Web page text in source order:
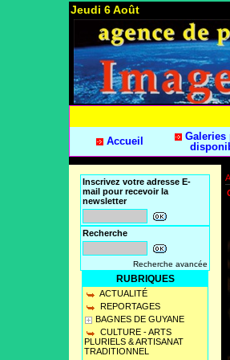
Jeudi 6 Août
Accueil
Galeries
Inscrivez votre adresse E-
mail pour recevoir la
newsletter
Recherche
Recherche avancée
RUBRIQUES
ACTUALITÉ
REPORTAGES
BAGNES DE GUYANE
CULTURE - ARTS
PLURIELS & ARTISANAT
TRADITIONNEL